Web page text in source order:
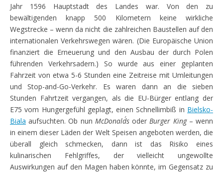
Jahr 1596 Hauptstadt des Landes war. Von den zu
bewältigenden knapp 500 Kilometern keine wirkliche
Wegstrecke – wenn da nicht die zahlreichen Baustellen auf den
internationalen Verkehrswegen wären. (Die Europäische Union
finanziert die Erneuerung und den Ausbau der durch Polen
führenden Verkehrsadern.) So wurde aus einer geplanten
Fahrzeit von etwa 5-6 Stunden eine Zeitreise mit Umleitungen
und Stop-and-Go-Verkehr. Es waren dann an die sieben
Stunden Fahrtzeit vergangen, als die EU-Bürger entlang der
E75 vom Hungergefühl geplagt, einen Schnellimbiß in Bielsko-
Biala aufsuchten. Ob nun McDonald´soderBurger King– wenn
in einem dieser Läden der Welt Speisen angeboten werden, die
überall gleich schmecken, dann ist das Risiko eines
kulinarischen Fehlgriffes, der vielleicht ungewollte
Auswirkungen auf den Magen haben könnte, im Gegensatz zu